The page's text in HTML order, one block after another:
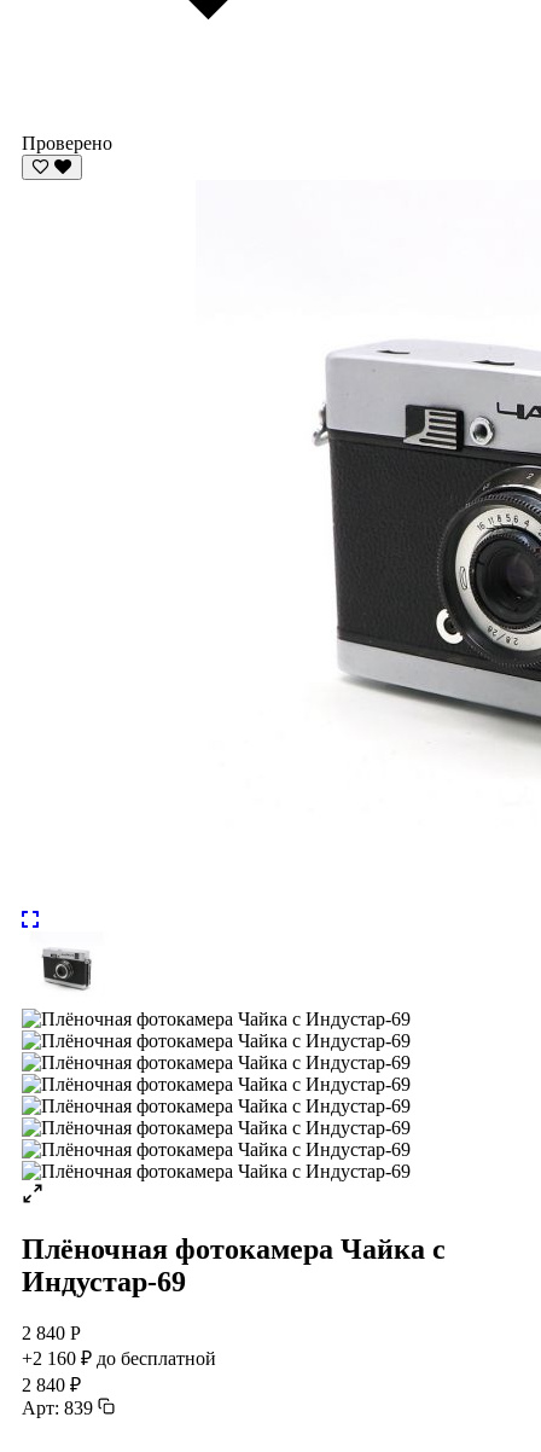
Проверено
Плёночная фотокамера Чайка с
Индустар-69
2 840 Р
+2 160 ₽ до бесплатной
2 840 ₽
Арт: 839